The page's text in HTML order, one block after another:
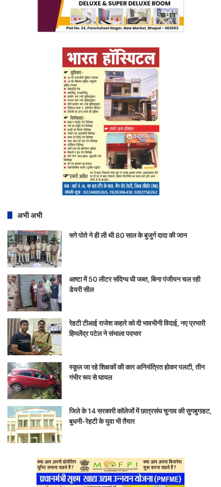
अभी अभी
सगे पोते ने ही ली थी 80 साल के बुजुर्ग दादा की जान
आष्टा में 50 लीटर संदिग्ध घी जब्त, बिना पंजीयन चल रही
डेयरी सील
रेहटी टीआई राजेश कहारे को दी भावभीनी विदाई, नए प्रभारी
हिमलेंद्र पटेल ने संभाला पदभार
स्कूल जा रहे शिक्षकों की कार अनियंत्रित होकर पलटी, तीन
गंभीर रूप से घायल
जिले के 14 सरकारी कॉलेजों में छात्रसंघ चुनाव की सुगबुगाहट,
बुधनी-रेहटी के युवा भी तैयार